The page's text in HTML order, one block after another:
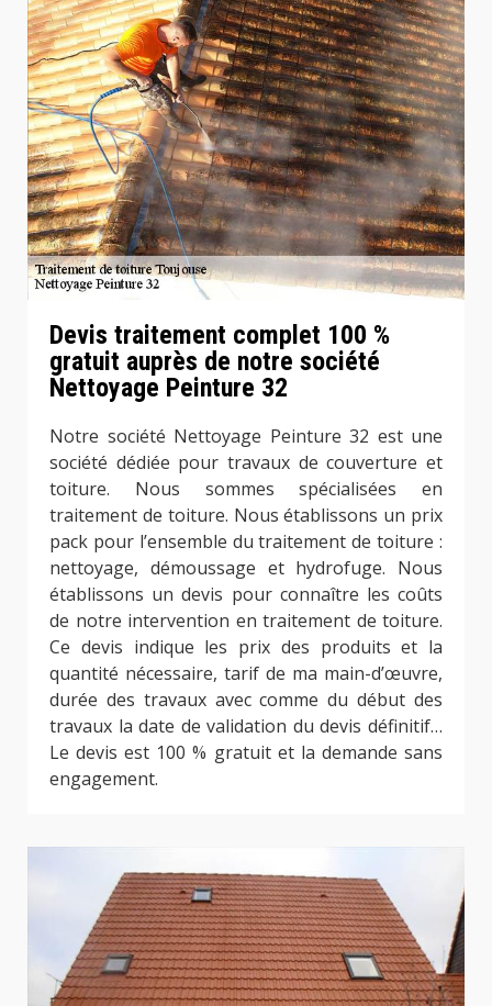
Devis traitement complet 100 %
gratuit auprès de notre société
Nettoyage Peinture 32
Notre société Nettoyage Peinture 32 est une
société dédiée pour travaux de couverture et
toiture. Nous sommes spécialisées en
traitement de toiture. Nous établissons un prix
pack pour l’ensemble du traitement de toiture :
nettoyage, démoussage et hydrofuge. Nous
établissons un devis pour connaître les coûts
de notre intervention en traitement de toiture.
Ce devis indique les prix des produits et la
quantité nécessaire, tarif de ma main-d’œuvre,
durée des travaux avec comme du début des
travaux la date de validation du devis définitif…
Le devis est 100 % gratuit et la demande sans
engagement.